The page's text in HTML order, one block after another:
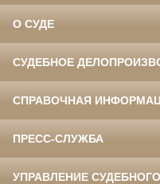
О СУДЕ
СУДЕБНОЕ
СПРАВОЧНАЯ
ПРЕСС-СЛУЖБА
УПРАВЛЕНИЕ